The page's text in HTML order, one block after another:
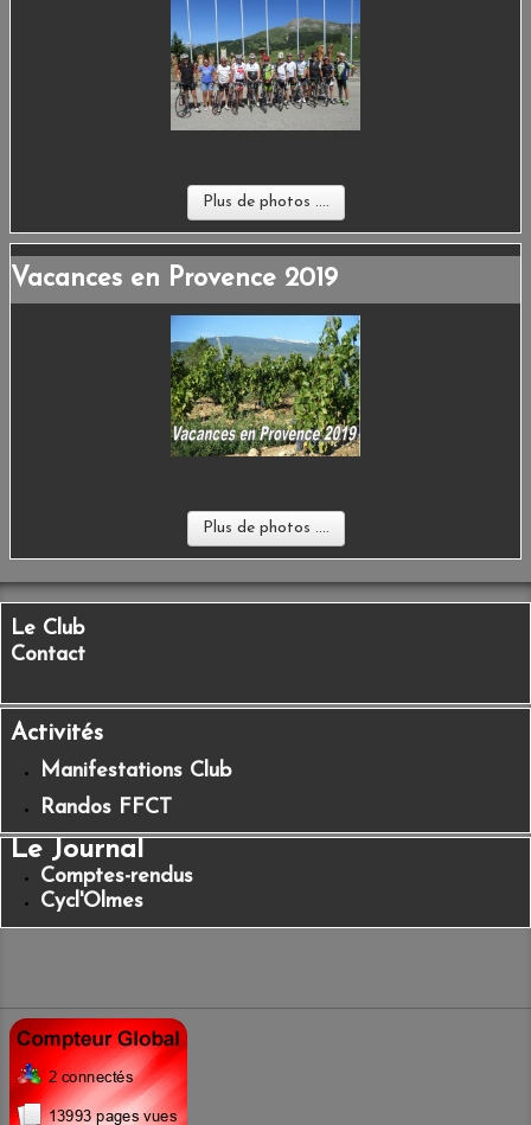
Plus de photos ....
Vacances en Provence 2019
Plus de photos ....
Le Club
Contact
Activités
Manifestations Club
Randos FFCT
Le Journal
Comptes-rendus
Cycl'Olmes